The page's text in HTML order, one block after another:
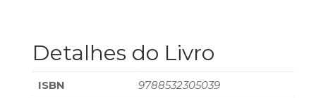
(23)
Rádio
(8)
Relações
Detalhes do Livro
ISBN 9788532305039